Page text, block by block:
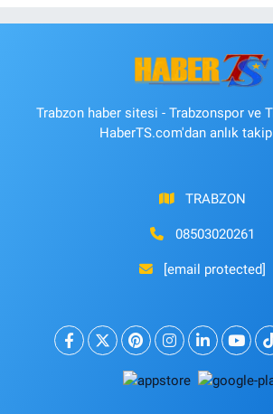
Trabzon haber sitesi - Trabzonspor ve
HaberTS.com'dan anlık
TRABZON
08503020261
[email protected]